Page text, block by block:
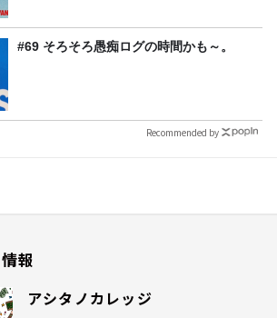
#69 そろそろ愚痴ログの時間かも～。
Recommended by
報
アシタノカレッジ